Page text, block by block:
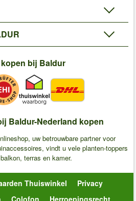
bij Baldur
Baldur-Nederland kopen
uw betrouwbare partner voor
vindt u vele planten-toppers
terras en kamer.
Thuiswinkel
Privacy
Colofon Herroepingsrecht